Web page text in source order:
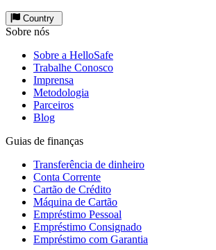
Country
Sobre nós
Sobre a HelloSafe
Trabalhe Conosco
Imprensa
Metodologia
Parceiros
Blog
Guias de finanças
Transferência de dinheiro
Conta Corrente
Cartão de Crédito
Máquina de Cartão
Empréstimo Pessoal
Empréstimo Consignado
Empréstimo com Garantia